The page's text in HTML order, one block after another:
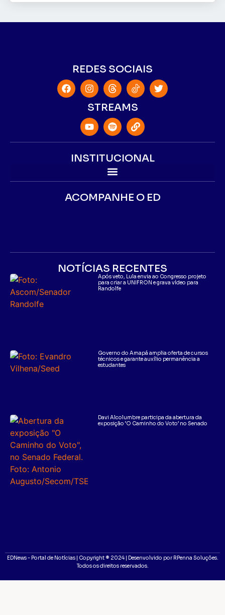
REDES SOCIAIS
STREAMS
INSTITUCIONAL
ACOMPANHE O ED
NOTÍCIAS RECENTES
Após veto, Lula envia ao Congresso projeto
para criar a UNIFRON e grava vídeo para
Randolfe
Governo do Amapá amplia oferta de cursos
técnicos e garante auxílio permanência a
estudantes
Davi Alcolumbre participa da abertura da
exposição ‘O Caminho do Voto’ no Senado
EDNews - Portal de Notícias | Copyright ® 2024 | Desenvolvido por RPenna Soluções.
Todos os direitos reservados.